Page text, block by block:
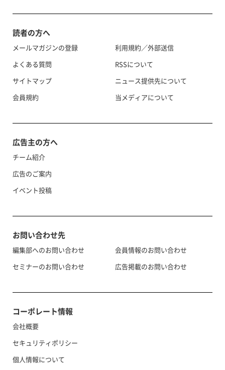
読者の方へ
メールマガジンの登録
よくある質問
サイトマップ
会員規約
利用規約／外部送信
RSSについて
ニュース提供先について
当メディアについて
広告主の方へ
チーム紹介
広告のご案内
イベント投稿
お問い合わせ先
編集部へのお問い合わせ
セミナーのお問い合わせ
会員情報のお問い合わせ
広告掲載のお問い合わせ
コーポレート情報
会社概要
セキュリティポリシー
個人情報について